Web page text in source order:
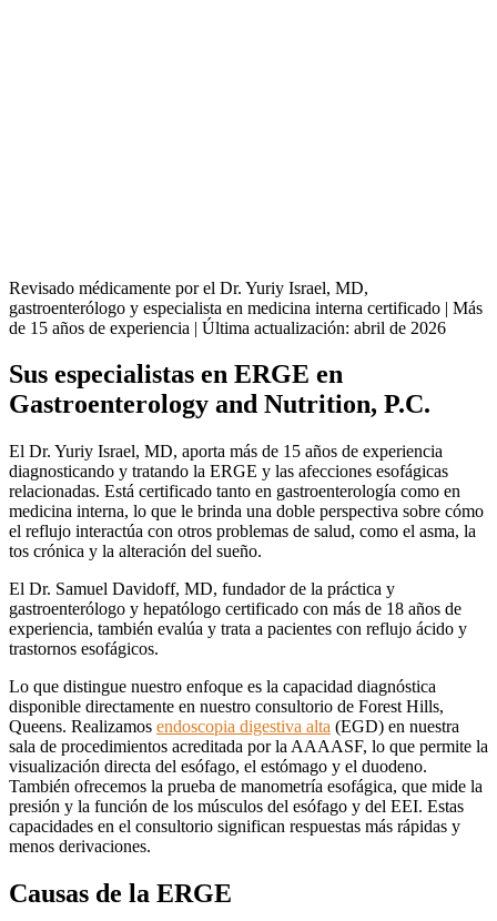
Revisado médicamente por el Dr. Yuriy Israel, MD,
gastroenterólogo y especialista en medicina interna certificado | Más
de 15 años de experiencia | Última actualización: abril de 2026
Sus especialistas en ERGE en
Gastroenterology and Nutrition, P.C.
El Dr. Yuriy Israel, MD, aporta más de 15 años de experiencia
diagnosticando y tratando la ERGE y las afecciones esofágicas
relacionadas. Está certificado tanto en gastroenterología como en
medicina interna, lo que le brinda una doble perspectiva sobre cómo
el reflujo interactúa con otros problemas de salud, como el asma, la
tos crónica y la alteración del sueño.
El Dr. Samuel Davidoff, MD, fundador de la práctica y
gastroenterólogo y hepatólogo certificado con más de 18 años de
experiencia, también evalúa y trata a pacientes con reflujo ácido y
trastornos esofágicos.
Lo que distingue nuestro enfoque es la capacidad diagnóstica
disponible directamente en nuestro consultorio de Forest Hills,
Queens. Realizamos endoscopia digestiva alta (EGD) en nuestra
sala de procedimientos acreditada por la AAAASF, lo que permite la
visualización directa del esófago, el estómago y el duodeno.
También ofrecemos la prueba de manometría esofágica, que mide la
presión y la función de los músculos del esófago y del EEI. Estas
capacidades en el consultorio significan respuestas más rápidas y
menos derivaciones.
Causas de la ERGE